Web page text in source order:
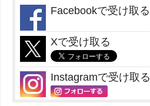
Facebookで受け取る
Xで受け取る
Instagramで受け取る